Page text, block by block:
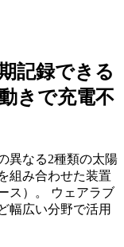
記録できる
きで充電不
異なる2種類の太陽
組み合わせた装置
ス）。 ウェアラブ
幅広い分野で活用